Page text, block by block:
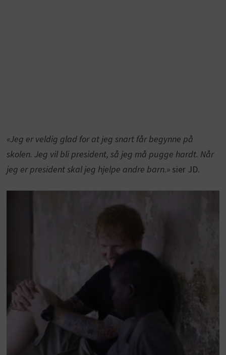
«Jeg er veldig glad for at jeg snart får begynne på
skolen. Jeg vil bli president, så jeg må pugge hardt. Når
jeg er president skal jeg hjelpe andre barn.»sier JD.